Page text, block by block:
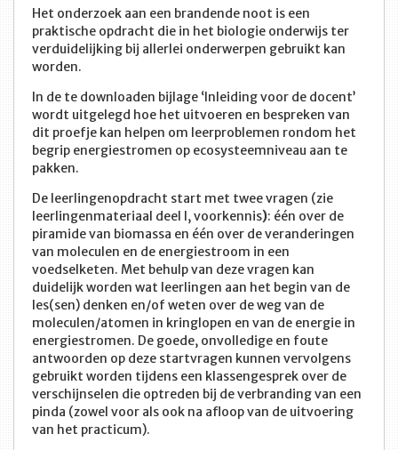
Het onderzoek aan een brandende noot is een
praktische opdracht die in het biologie onderwijs ter
verduidelijking bij allerlei onderwerpen gebruikt kan
worden.
In de te downloaden bijlage ‘Inleiding voor de docent’
wordt uitgelegd hoe het uitvoeren en bespreken van
dit proefje kan helpen om leerproblemen rondom het
begrip energiestromen op ecosysteemniveau aan te
pakken.
De leerlingenopdracht start met twee vragen (zie
leerlingenmateriaal deel I, voorkennis): één over de
piramide van biomassa en één over de veranderingen
van moleculen en de energiestroom in een
voedselketen. Met behulp van deze vragen kan
duidelijk worden wat leerlingen aan het begin van de
les(sen) denken en/of weten over de weg van de
moleculen/atomen in kringlopen en van de energie in
energiestromen. De goede, onvolledige en foute
antwoorden op deze startvragen kunnen vervolgens
gebruikt worden tijdens een klassengesprek over de
verschijnselen die optreden bij de verbranding van een
pinda (zowel voor als ook na afloop van de uitvoering
van het practicum).